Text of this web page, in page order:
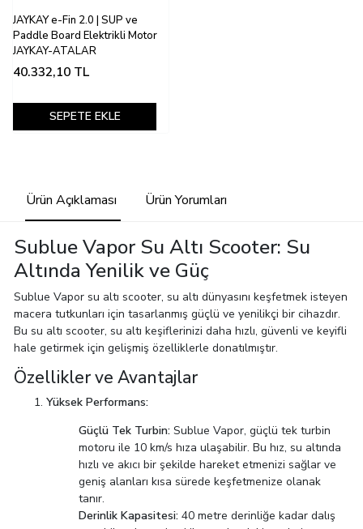
JAYKAY e-Fin 2.0 | SUP ve
Paddle Board Elektrikli Motor
JAYKAY-ATALAR
40.332,10 TL
SEPETE EKLE
Ürün Açıklaması Ürün Yorumları
Sublue Vapor Su Altı Scooter: Su
Altında Yenilik ve Güç
Sublue Vapor su altı scooter, su altı dünyasını keşfetmek isteyen
macera tutkunları için tasarlanmış güçlü ve yenilikçi bir cihazdır.
Bu su altı scooter, su altı keşiflerinizi daha hızlı, güvenli ve keyifli
hale getirmek için gelişmiş özelliklerle donatılmıştır.
Özellikler ve Avantajlar
Yüksek Performans:
Güçlü Tek Turbin:Sublue Vapor, güçlü tek turbin
motoru ile 10 km/s hıza ulaşabilir. Bu hız, su altında
hızlı ve akıcı bir şekilde hareket etmenizi sağlar ve
geniş alanları kısa sürede keşfetmenize olanak
tanır.
Derinlik Kapasitesi:40 metre derinliğe kadar dalış